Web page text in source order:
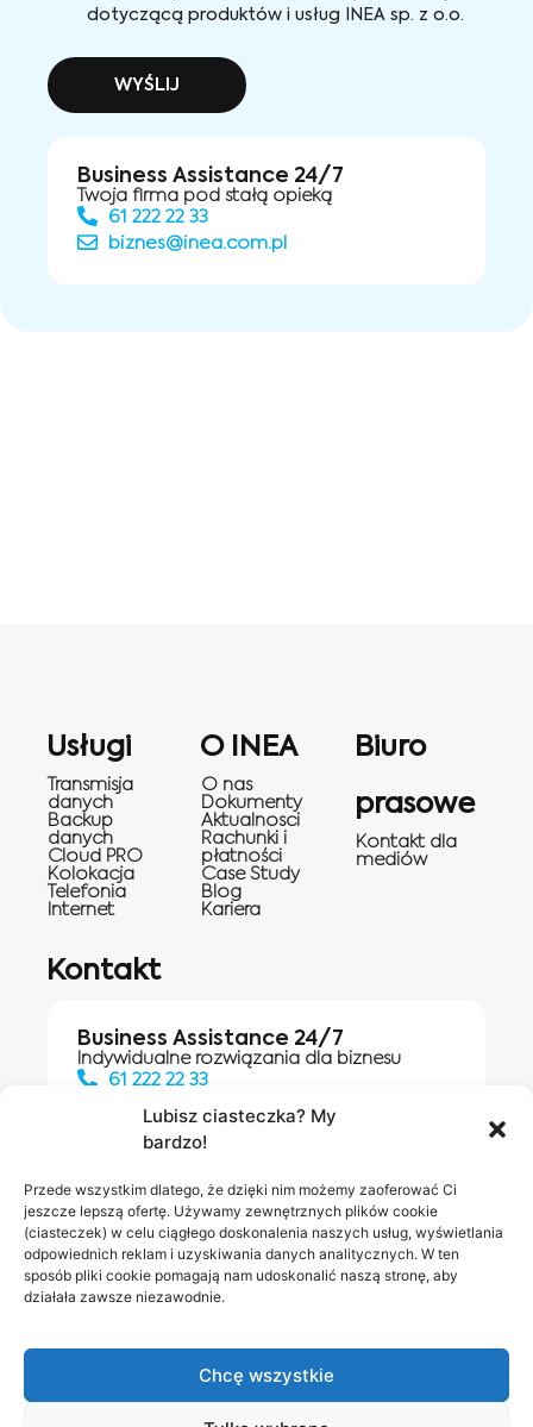
Lubisz ciasteczka? My
bardzo!
Przede wszystkim dlatego, że dzięki nim możemy zaoferować Ci
jeszcze lepszą ofertę. Używamy zewnętrznych plików cookie
(ciasteczek) w celu ciągłego doskonalenia naszych usług, wyświetlania
odpowiednich reklam i uzyskiwania danych analitycznych. W ten
sposób pliki cookie pomagają nam udoskonalić naszą stronę, aby
działała zawsze niezawodnie.
Chcę wszystkie
dotyczącą produktów i usług INEA sp. z o.o.
WYŚLIJ
Business Assistance 24/7
Twoja firma pod stałą opieką
61 222 22 33
biznes@inea.com.pl
Usługi
Transmisja
danych
Backup
danych
Cloud PRO
Kolokacja
Telefonia
Internet
O INEA
O nas
Dokumenty
Aktualnosci
Rachunki i
płatności
Case Study
Blog
Kariera
Biuro
prasowe
Kontakt dla
mediów
Kontakt
Business Assistance 24/7
Indywidualne rozwiązania dla biznesu
61 222 22 33
Salony INEA
Napisz do